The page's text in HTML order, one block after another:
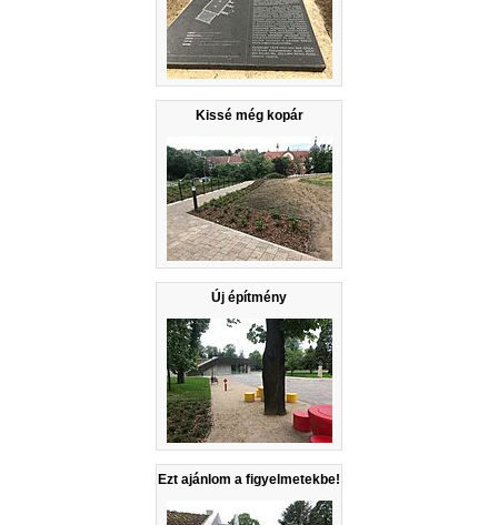
Kissé még kopár
Új építmény
Ezt ajánlom a figyelmetekbe!